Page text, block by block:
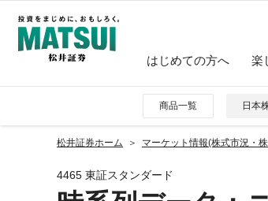
はじめての方へ 楽
商品一覧 日本
松井証券ホーム マーケット情報(株式市況・
4465 東証スタンダード